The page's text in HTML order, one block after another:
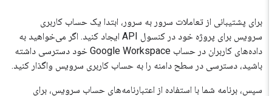
برای پشتیبانی از تعاملات سرور به سرور، ابتدا یک حساب کاربری
سرویس برای پروژه خود در کنسول API ایجاد کنید. اگر می‌خواهید به
داده‌های کاربران در حساب Google Workspace خود دسترسی داشته
باشید، دسترسی در سطح دامنه را به حساب کاربری سرویس واگذار کنید.
سپس، برنامه شما با استفاده از اعتبارنامه‌های حساب سرویس، برای